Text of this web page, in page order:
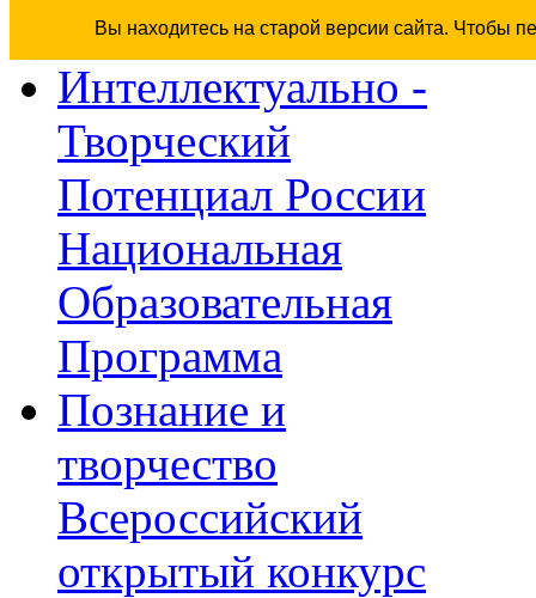
Вы находитесь на старой версии сайта. Чтобы
Интеллектуально -
Творческий
Потенциал России
Национальная
Образовательная
Программа
Познание и
творчество
Всероссийский
открытый конкурс